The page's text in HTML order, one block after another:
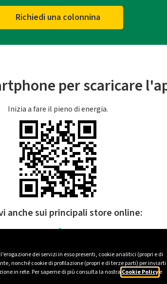
dei servizi in esso presenti, cookie analitici (propri e di
nonché cookie di profilazione (propri e di terze parti) per inviarti
in rete. Per saperne di più consulta la nostra Cookie Policye
Richiedi una colonnina
per scaricare
Inizia a fare il pieno di energia.
anche sui principali store online: